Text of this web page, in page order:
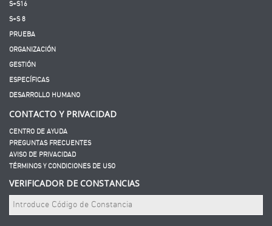
S+S16
S+S 8
PRUEBA
ORGANIZACIÓN
GESTIÓN
ESPECÍFICAS
DESARROLLO HUMANO
CONTACTO Y PRIVACIDAD
CENTRO DE AYUDA
PREGUNTAS FRECUENTES
AVISO DE PRIVACIDAD
TÉRMINOS Y CONDICIONES DE USO
VERIFICADOR DE CONSTANCIAS